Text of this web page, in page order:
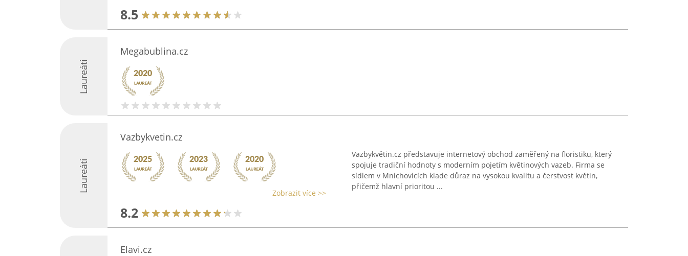
8.5
Laureáti
Megabublina.cz
Laureáti
Vazbykvetin.cz
Zobrazit více >>
8.2
Vazbykvětin.cz představuje internetový obchod zaměřený na floristiku, který
spojuje tradiční hodnoty s moderním pojetím květinových vazeb. Firma se
sídlem v Mnichovicích klade důraz na vysokou kvalitu a čerstvost květin,
přičemž hlavní prioritou ...
Elavi.cz